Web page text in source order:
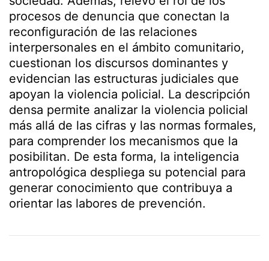
procesos de denuncia que conectan la
reconfiguración de las relaciones
interpersonales en el ámbito comunitario,
cuestionan los discursos dominantes y
evidencian las estructuras judiciales que
apoyan la violencia policial. La descripción
densa permite analizar la violencia policial
más allá de las cifras y las normas formales,
para comprender los mecanismos que la
posibilitan. De esta forma, la inteligencia
antropológica despliega su potencial para
generar conocimiento que contribuya a
orientar las labores de prevención.